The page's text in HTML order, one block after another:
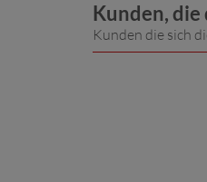
Kunden,
Kunden die sich